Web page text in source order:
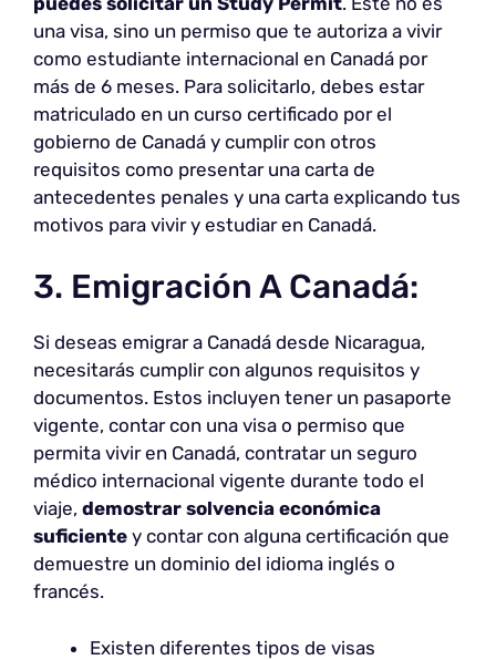
una visa, sino un permiso que te autoriza a vivir
como estudiante internacional en Canadá por
más de 6 meses. Para solicitarlo, debes estar
matriculado en un curso certificado por el
gobierno de Canadá y cumplir con otros
requisitos como presentar una carta de
antecedentes penales y una carta explicando tus
motivos para vivir y estudiar en Canadá.
3. Emigración A Canadá:
Si deseas emigrar a Canadá desde Nicaragua,
necesitarás cumplir con algunos requisitos y
documentos. Estos incluyen tener un pasaporte
vigente, contar con una visa o permiso que
permita vivir en Canadá, contratar un seguro
médico internacional vigente durante todo el
viaje, demostrar solvencia económica
suficiente y contar con alguna certificación que
demuestre un dominio del idioma inglés o
francés.
Existen diferentes tipos de visas